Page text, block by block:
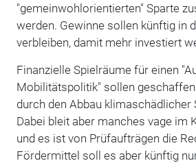
"gemeinwohlorientierten" Sparte
werden. Gewinne sollen künftig in
verbleiben, damit mehr investiert
Finanzielle Spielräume für einen
Mobilitätspolitik" sollen
durch den Abbau klimaschädlicher
Dabei bleit aber manches vage im
und es ist von Prüfaufträgen die
Fördermittel soll es aber künftig